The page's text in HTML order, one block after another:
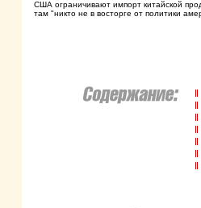
США ограничивают импорт китайской
там "никто не в восторге от политики